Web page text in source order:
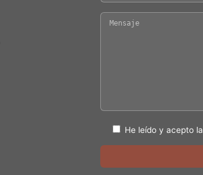
He leído y acepto la